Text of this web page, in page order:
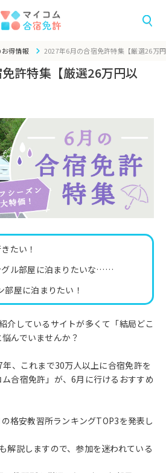
お得情報 2027年6月の合宿免許特集【厳選26万
許特集【厳選26万円以
たい！
グル部屋に泊まりたいな……
屋に泊まりたい！
介しているサイトが多くて「結局どこ
んでいませんか？
、これまで30万人以上に合宿免許を
合宿免許」が、6月に行けるおすすめ
格安教習所ランキングTOP3を発表し
解説しますので、参加を迷われている